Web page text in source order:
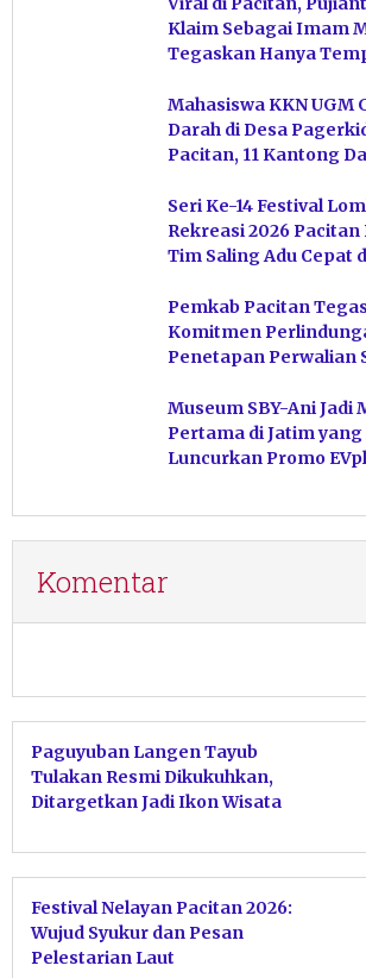
Klaim Sebagai Imam
Tegaskan Hanya
Mahasiswa KKN UGM
Darah di Desa
Pacitan, 11 Kantong
Seri Ke-14 Festival
Rekreasi 2026 Pacitan
Tim Saling Adu Cepat
Pemkab Pacitan
Komitmen
Penetapan Perwalian
Museum SBY-Ani Jadi
Pertama di Jatim yang
Luncurkan Promo
Komentar
Paguyuban Langen Tayub
Tulakan Resmi Dikukuhkan,
Ditargetkan Jadi Ikon Wisata
Festival Nelayan Pacitan 2026:
Wujud Syukur dan Pesan
Pelestarian Laut